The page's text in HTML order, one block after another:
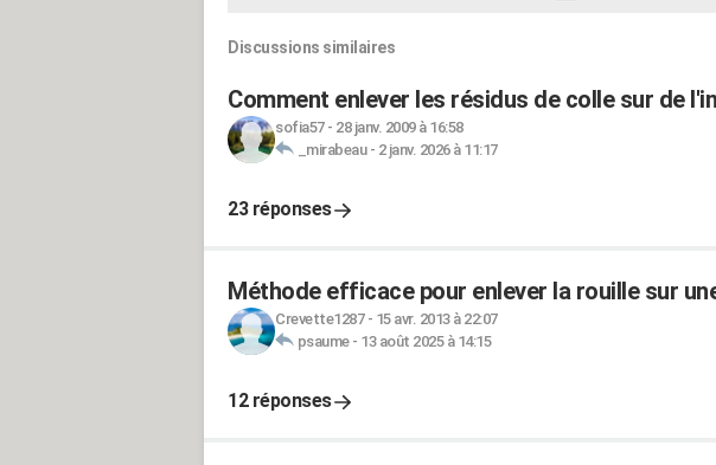
Discussions similaires
Comment enlever les résidus de colle sur de
sofia57- 28 janv. 2009 à 16:58
_mirabeau- 2 janv. 2026 à 11:17
23 réponses
Méthode efficace pour enlever la rouille sur
Crevette1287- 15 avr. 2013 à 22:07
psaume- 13 août 2025 à 14:15
12 réponses